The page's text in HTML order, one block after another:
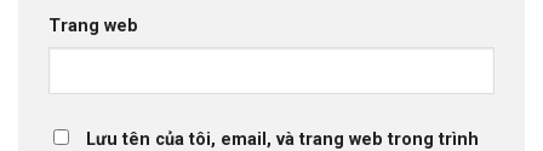
Trang web
Lưu tên của tôi, email, và trang web trong trình